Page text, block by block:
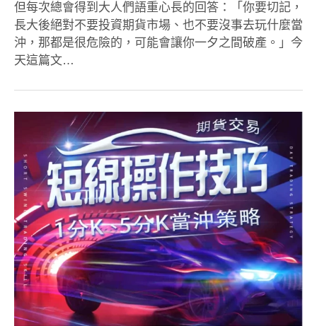
但每次總會得到大人們語重心長的回答：「你要切記，
長大後絕對不要投資期貨市場、也不要沒事去玩什麼當
沖，那都是很危險的，可能會讓你一夕之間破產。」今
天這篇文…